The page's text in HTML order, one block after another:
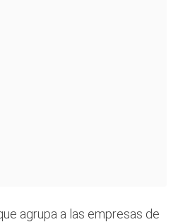
agrupa a las empresas de